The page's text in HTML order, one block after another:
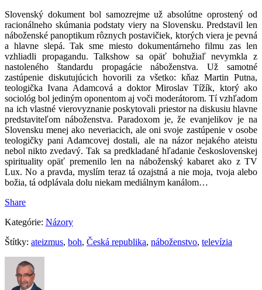
Slovenský dokument bol samozrejme už absolútne oprostený od
racionálneho skúmania podstaty viery na Slovensku. Predstavil len
náboženské panoptikum rôznych postavičiek, ktorých viera je pevná
a hlavne slepá. Tak sme miesto dokumentárneho filmu zas len
vzhliadli propagandu. Talkshow sa opäť bohužiaľ nevymkla z
nastoleného štandardu propagácie náboženstva. Už samotné
zastúpenie diskutujúcich hovorili za všetko: kňaz Martin Putna,
teologička Ivana Adamcová a doktor Miroslav Tížík, ktorý ako
sociológ bol jediným oponentom aj voči moderátorom. Tí vzhľadom
na ich vlastné vierovyznanie poskytovali priestor na diskusiu hlavne
predstaviteľom náboženstva. Paradoxom je, že evanjelikov je na
Slovensku menej ako neveriacich, ale oni svoje zastúpenie v osobe
teologičky pani Adamcovej dostali, ale na názor nejakého ateistu
nebol nikto zvedavý. Tak sa predkladané hľadanie československej
spirituality opäť premenilo len na náboženský kabaret ako z TV
Lux. No a pravda, myslím teraz tá ozajstná a nie moja, tvoja alebo
božia, tá odplávala dolu niekam mediálnym kanálom…
Share
Kategórie: Názory
Štítky: ateizmus, boh, Česká republika, náboženstvo, televízia